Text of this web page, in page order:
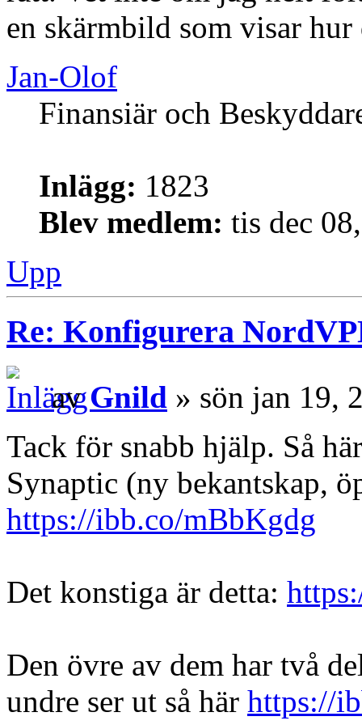
en skärmbild som visar
Jan-Olof
Finansiär och
Inlägg: 1823
Blev medlem: tis dec
Upp
Re: Konfigurera
avGnild » sön jan 19,
Tack för snabb hjälp. Så
Synaptic (ny bekantskap,
https://ibb.co/mBbKgdg
Det konstiga är detta:
Den övre av dem har två
undre ser ut så här https://